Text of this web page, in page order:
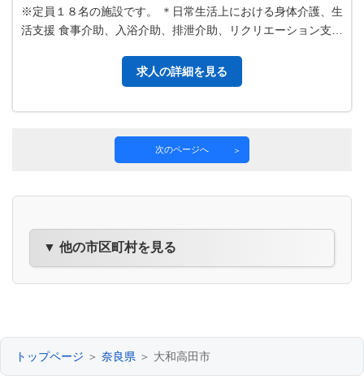
※定員１８名の施設です。 ＊日常生活上における身体介護、生
活支援 食事介助、入浴介助、排泄介助、リクリエーション支援
求人の詳細を見る
次のページへ
▼ 他の市区町村を見る
トップページ ＞ 奈良県 ＞ 大和高田市